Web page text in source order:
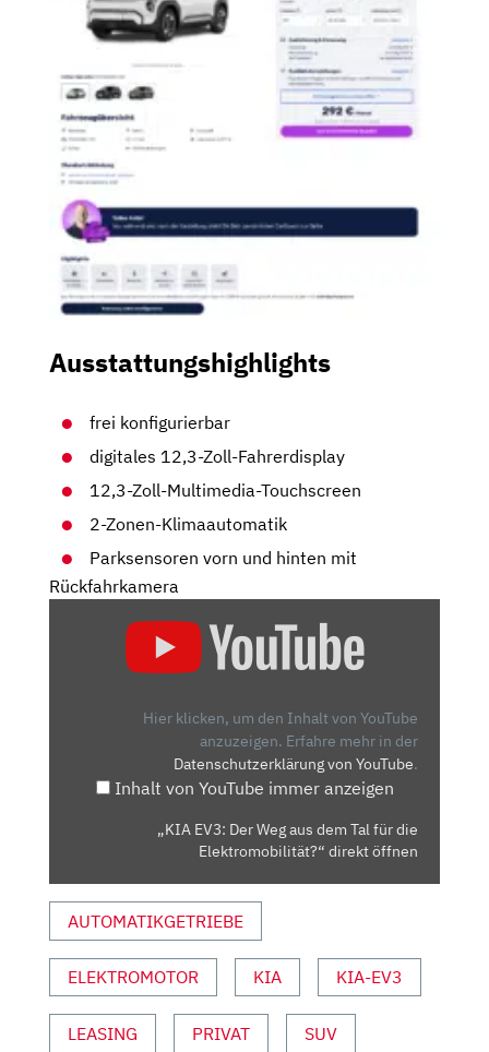
Ausstattungshighlights
frei konfigurierbar
digitales 12,3-Zoll-Fahrerdisplay
12,3-Zoll-Multimedia-Touchscreen
2-Zonen-Klimaautomatik
Parksensoren vorn und hinten mit
Rückfahrkamera
ELEKTROMOBILITÄT?“
YOUTUBE
ANZEIGEN
Hier klicken, um den Inhalt von YouTube
anzuzeigen. Erfahre mehr in der
Datenschutzerklärung von YouTube.
Inhalt von YouTube immer anzeigen
„KIA EV3: Der Weg aus dem Tal für die
Elektromobilität?“ direkt öffnen
AUTOMATIKGETRIEBE
ELEKTROMOTOR KIA KIA-EV3
LEASING PRIVAT SUV